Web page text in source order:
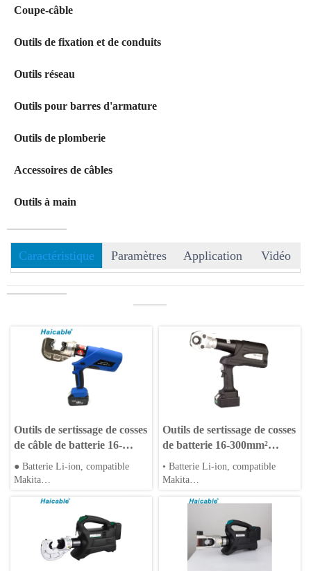
Coupe-câble
Outils de fixation et de conduits
Outils réseau
Outils pour barres d'armature
Outils de plomberie
Accessoires de câbles
Outils à main
Caractéristique Paramètres Application Vidéo
———
Outils de sertissage de cosses
de câble de batterie 16-
400mm² EZ-400
● Batterie Li-ion, compatible
Makita
solaire et éolienne
● Cycles de sertissage rapides et
rétraction automatique
● Matrices hexagonales et
matrices rondes personnalisables
Outils de sertissage de cosses
de batterie 16-300mm²
HCB-300J
• Batterie Li-ion, compatible
Makita
solaire et éolienne
• Cycles de sertissage rapides et
rétraction automatique
• Matrices hexagonales et rondes
personnalisables